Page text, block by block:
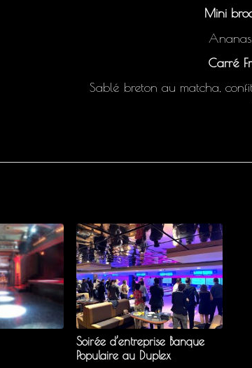
Mini
Carré
Sablé breton au matcha,
Soirée d’entreprise Banque
Populaire au Duplex